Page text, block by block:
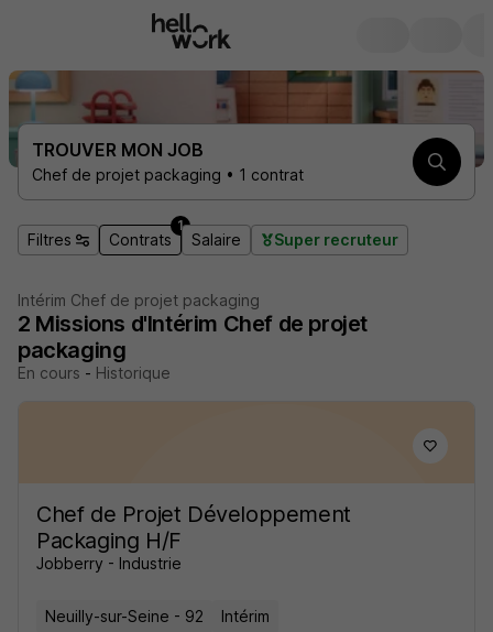
TROUVER MON JOB
Chef de projet packaging • 1 contrat
Filtres Contrats
1
Salaire Super recruteur
Intérim Chef de projet packaging
2 Missions d'Intérim Chef de projet
packaging
En cours - Historique
Chef de Projet Développement
Packaging H/F
Jobberry - Industrie
Neuilly-sur-Seine - 92
Intérim